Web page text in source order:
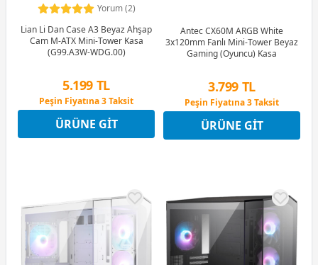
Yorum (2)
Lian Li Dan Case A3 Beyaz Ahşap
Cam M-ATX Mini-Tower Kasa
(G99.A3W-WDG.00)
5.199 TL
Peşin Fiyatına 3 Taksit
12 Ay x 612 TL taksitle
Peşin Fiyatına 3 Taksit
ÜRÜNE GIT
Antec CX60M ARGB White
3x120mm Fanlı Mini-Tower Beyaz
Gaming (Oyuncu) Kasa
3.799 TL
Peşin Fiyatına 3 Taksit
12 Ay x 447 TL taksitle
Peşin Fiyatına 3 Taksit
ÜRÜNE GIT